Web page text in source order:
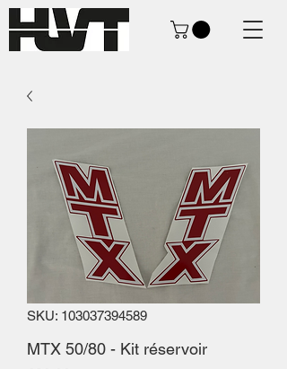
SKU: 103037394589
MTX 50/80 - Kit réservoir